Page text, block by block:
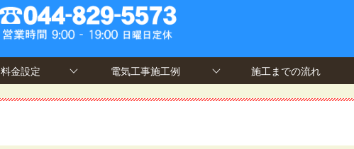
料金設定 電気工事施工例 施工までの流れ